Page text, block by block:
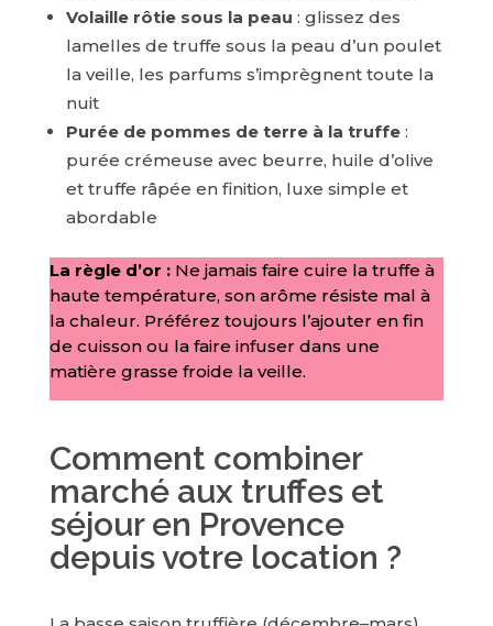
Volaille rôtie sous la peau : glissez des
lamelles de truffe sous la peau d’un poulet
la veille, les parfums s’imprègnent toute la
nuit
Purée de pommes de terre à la truffe:
purée crémeuse avec beurre, huile d’olive
et truffe râpée en finition, luxe simple et
abordable
La règle d’or :Ne jamais faire cuire la truffe à
haute température, son arôme résiste mal à
la chaleur. Préférez toujours l’ajouter en fin
de cuisson ou la faire infuser dans une
matière grasse froide la veille.
Comment combiner
marché aux truffes et
séjour en Provence
depuis votre location ?